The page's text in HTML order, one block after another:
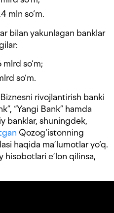
mln so‘m.
bilan yakunlagan banklar
so‘m;
so‘m.
rivojlantirish banki
“Yangi Bank” hamda
banklar, shuningdek,
Qozog‘istonning
haqida ma’lumotlar yo‘q.
e’lon qilinsa,